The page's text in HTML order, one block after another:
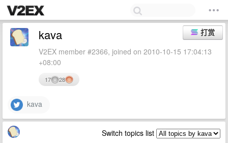
打赏
kava
V2EX member #2366, joined on 2010-10-15 17:04:13
+08:00
17 28
kava
Switch topics list